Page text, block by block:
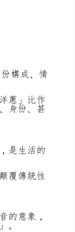
構成、情
蔥」比作
身份、甚
是生活的
覆傳統性
的意象，
。